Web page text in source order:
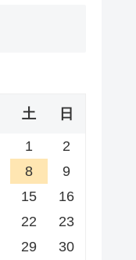
土 日
1
2
8
9
15
16
22
23
29
30